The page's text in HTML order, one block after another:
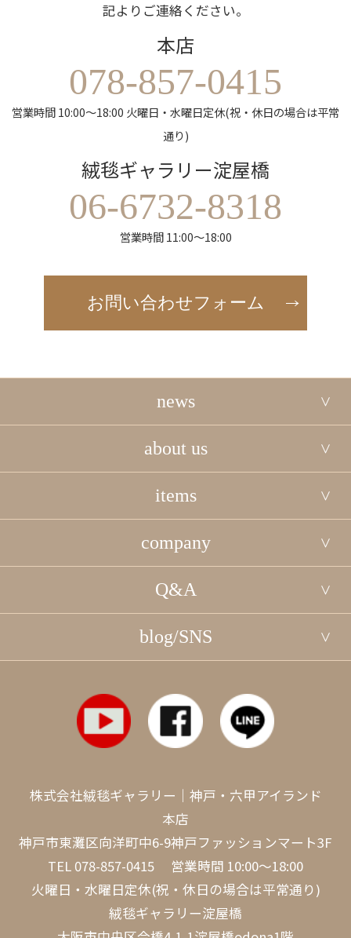
記よりご連絡ください。
本店
078-857-0415
営業時間 10:00～18:00 火曜日・水曜日定休(祝・休日の場合は平常
通り)
絨毯ギャラリー淀屋橋
06-6732-8318
営業時間 11:00～18:00
お問い合わせフォーム
news
about us
items
company
Q&A
blog/SNS
株式会社絨毯ギャラリー｜神戸・六甲アイランド
本店
神戸市東灘区向洋町中6-9神戸ファッションマート3F
TEL 078-857-0415 営業時間 10:00～18:00
火曜日・水曜日定休(祝・休日の場合は平常通り)
絨毯ギャラリー淀屋橋